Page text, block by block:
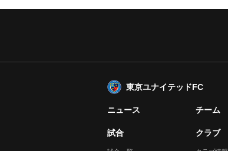
東京ユナイテッドFC
ニュース
試合
チーム
クラブ